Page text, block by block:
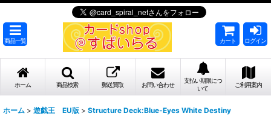
商品一覧 カート ログイン
ホーム 商品検索 郵送買取 お問い合わせ
支払い期限につ
いて
ご利用案内
ホーム > 遊戯王 EU版 > Structure Deck:Blue-Eyes White Destiny